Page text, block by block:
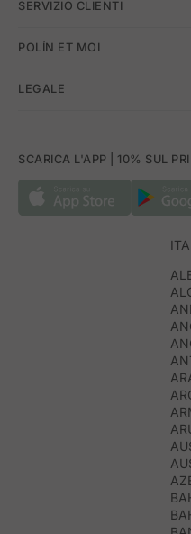
SERVIZIO CLIENTI
POLÍN ET MOI
LEGALE
SCARICA L'APP | 10% SUL